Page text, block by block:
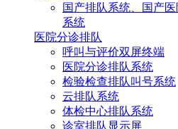
国产排队系统、国产
系统
医院分诊排队
呼叫与评价双屏终端
医院分诊排队系统
检验检查排队叫号系统
云排队系统
体检中心排队系统
诊室排队显示屏